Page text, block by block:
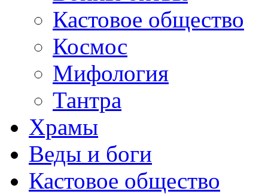
Кастовое общество
Космос
Мифология
Тантра
Храмы
Веды и боги
Кастовое общество